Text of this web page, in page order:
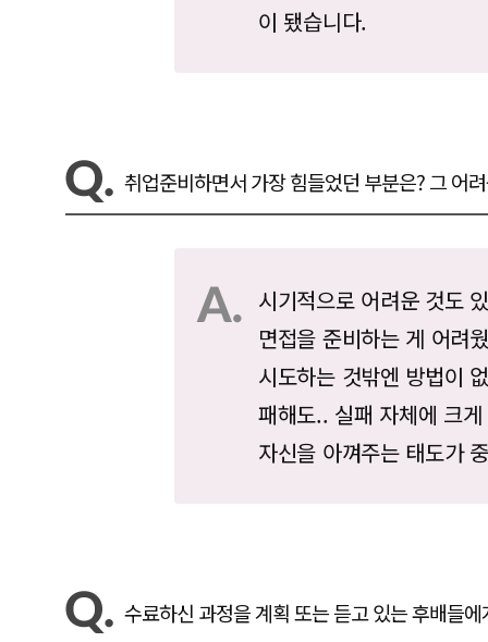
이 됐습니다.
취업준비하면서 가장 힘들었던 부분은? 그 어
시기적으로 어려운 것도
면접을 준비하는 게 어려
시도하는 것밖엔 방법이
패해도.. 실패 자체에 크
자신을 아껴주는 태도가
수료하신 과정을 계획 또는 듣고 있는 후배들